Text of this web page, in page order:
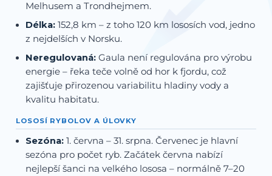
Melhusem a Trondhejmem.
Délka: 152,8 km – z toho 120 km lososích vod, jedno
z nejdelších v Norsku.
Neregulovaná: Gaula není regulována pro výrobu
energie – řeka teče volně od hor k fjordu, což
zajišťuje přirozenou variabilitu hladiny vody a
kvalitu habitatu.
LOSOSÍ RYBOLOV A ÚLOVKY
Sezóna: 1. června – 31. srpna. Červenec je hlavní
sezóna pro počet ryb. Začátek června nabízí
nejlepší šanci na velkého lososa – normálně 7–20